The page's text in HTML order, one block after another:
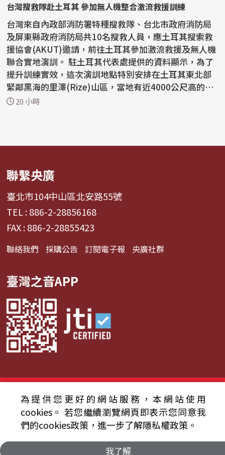
台灣搜救隊赴土耳其 參加無人機整合激流救援訓練
台灣來自內政部消防署特種搜救隊、台北市政府消防局
及屏東縣政府消防局共10名搜救人員，應土耳其搜索救
援協會(AKUT)邀請，前往土耳其參加激流救援及無人機
聯合實地演訓。 駐土耳其代表處提供的資料顯示，為了
提升訓練實效，這次演訓地點特別安排在土耳其東北部
緊鄰黑海的里澤(Rize)山區，當地有近4000公尺高的山
脈，山...
20 小時
聯繫央廣
臺北市104中山區北安路55號
TEL : 886-2-28856168
FAX : 886-2-28855423
聯絡我們 採購公告 訂閱電子報 央廣社群
臺灣之音APP
© 2024財團法人中央廣播電臺 版權所有
資通安全政策聲明
服務條款 隱私權條款
為提供您更好的網站服務，本網站使用
cookies。 若您繼續瀏覽網頁即表示您同意我
們的cookies政策，進一步了解隱私權政策。
我了解